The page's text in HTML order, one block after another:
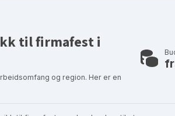
til firmafest i
og region. Her er en